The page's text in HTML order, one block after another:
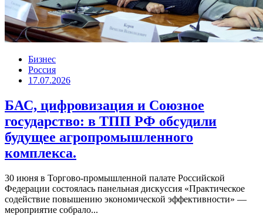
Бизнес
Россия
17.07.2026
БАС, цифровизация и Союзное
государство: в ТПП РФ обсудили
будущее агропромышленного
комплекса.
30 июня в Торгово-промышленной палате Российской
Федерации состоялась панельная дискуссия «Практическое
содействие повышению экономической эффективности» —
мероприятие собрало...